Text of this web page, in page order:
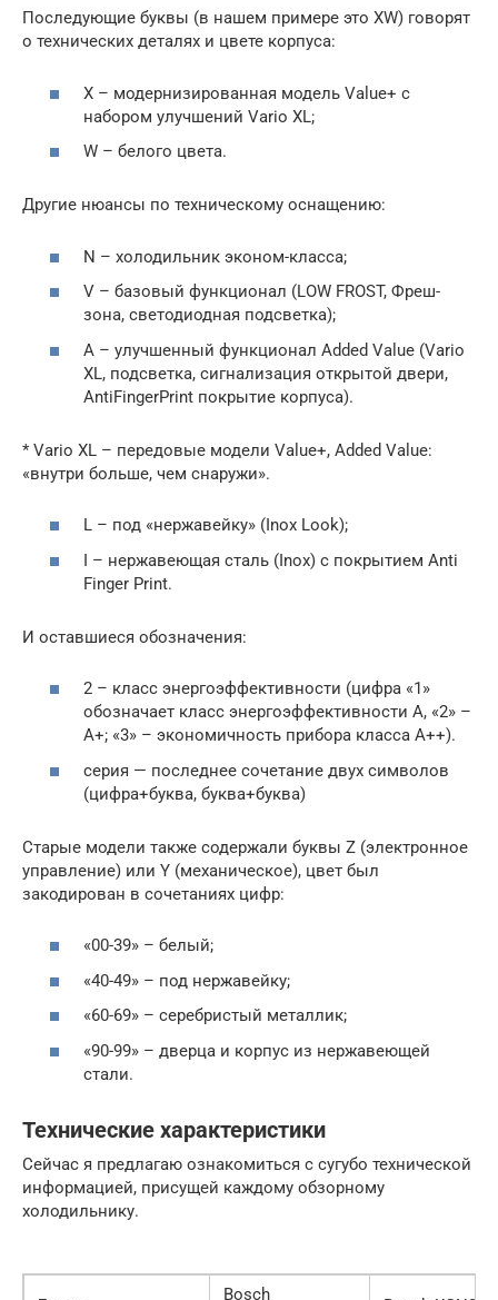
Последующие буквы (в нашем примере это XW) говорят
о технических деталях и цвете корпуса:
Х – модернизированная модель Value+ с
набором улучшений Vario XL;
W – белого цвета.
Другие нюансы по техническому оснащению:
N – холодильник эконом-класса;
V – базовый функционал (LOW FROST, Фреш-
зона, светодиодная подсветка);
A – улучшенный функционал Added Value (Vario
XL, подсветка, сигнализация открытой двери,
AntiFingerPrint покрытие корпуса).
* Vario XL – передовые модели Value+, Added Value:
«внутри больше, чем снаружи».
L – под «нержавейку» (Inox Look);
I – нержавеющая сталь (Inox) с покрытием Anti
Finger Print.
И оставшиеся обозначения:
2 – класс энергоэффективности (цифра «1»
обозначает класс энергоэффективности А, «2» –
А+; «3» – экономичность прибора класса А++).
серия — последнее сочетание двух символов
(цифра+буква, буква+буква)
Старые модели также содержали буквы Z (электронное
управление) или Y (механическое), цвет был
закодирован в сочетаниях цифр:
«00-39» – белый;
«40-49» – под нержавейку;
«60-69» – серебристый металлик;
«90-99» – дверца и корпус из нержавеющей
стали.
Технические характеристики
Сейчас я предлагаю ознакомиться с сугубо технической
информацией, присущей каждому обзорному
холодильнику.
Bosch